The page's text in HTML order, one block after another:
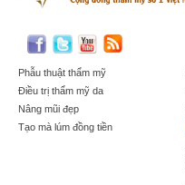
Phẫu thuật thẩm mỹ
Điều trị thẩm mỹ da
Nâng mũi đẹp
Tạo mà lúm đồng tiền